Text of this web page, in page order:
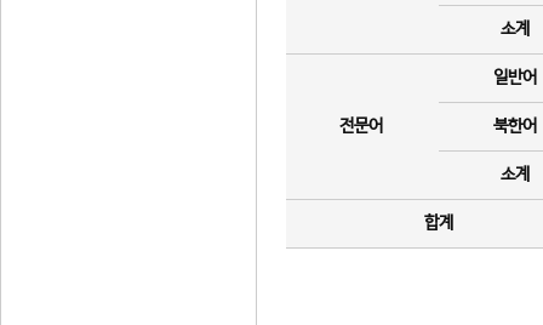
소계
전문어
일반어
북한어
소계
합계